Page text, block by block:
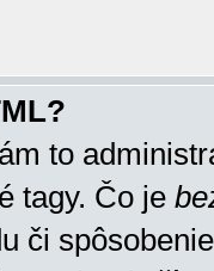
to
tagy. Čo je
či